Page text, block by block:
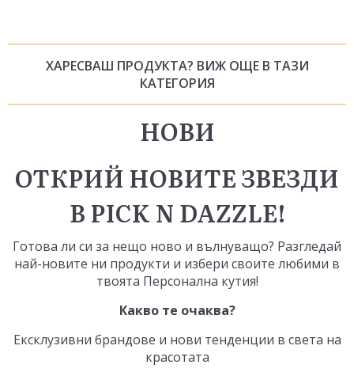
ХАРЕСВАШ ПРОДУКТА? ВИЖ ОЩЕ В ТАЗИ
КАТЕГОРИЯ
НОВИ
ОТКРИЙ НОВИТЕ ЗВЕЗДИ
В PICK N DAZZLE!
Готова ли си за нещо ново и вълнуващо? Разгледай
най-новите ни продукти и избери своите любими в
твоята Персонална кутия!
Какво те очаква?
Ексклузивни брандове и нови тенденции в света на
красотата